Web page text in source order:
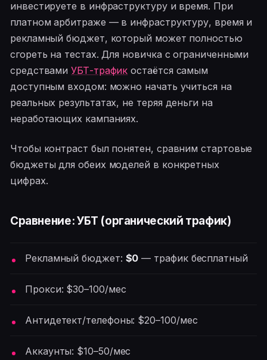
инвестируете в инфраструктуру и время. При
платном арбитраже — в инфраструктуру, время и
рекламный бюджет, который может полностью
сгореть на тестах. Для новичка с ограниченными
средствамиУБТ-трафик остаётся самым
доступным входом: можно начать учиться на
реальных результатах, не теряя деньги на
неработающих кампаниях.
Чтобы контраст был понятен, сравним стартовые
бюджеты для обеих моделей в конкретных
цифрах.
Сравнение: УБТ (органический трафик)
Рекламный бюджет: $0 — трафик бесплатный
Прокси: $30–100/мес
Антидетект/телефоны: $20–100/мес
Аккаунты: $10–50/мес